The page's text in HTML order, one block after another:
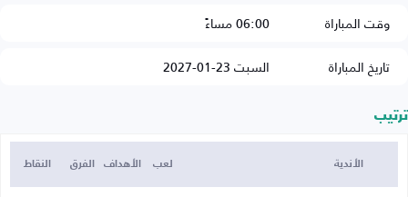
وقت المباراة
06:00 مساءً
تاريخ المباراة
السبت 23-01-2027
ترتيب
الأندية لعب الأهداف الفرق النقاط